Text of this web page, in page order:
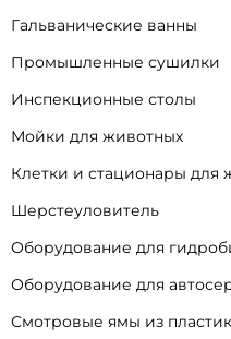
Гальванические ванны
Промышленные сушилки
Инспекционные столы
Мойки для животных
Клетки и стационары для
Шерстеуловитель
Оборудование для
Оборудование для
Смотровые ямы из